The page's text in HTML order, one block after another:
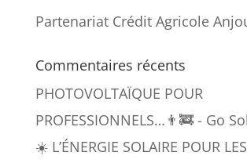
Partenariat Crédit Agricole
Commentaires récents
PHOTOVOLTAÏQUE POUR
PROFESSIONNELS…👨‍🚒 - Go
☀️ L’ÉNERGIE SOLAIRE POUR LES